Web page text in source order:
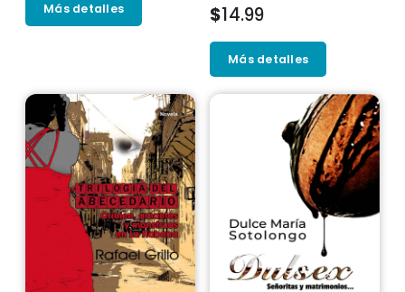
Más detalles $14.99
Más detalles